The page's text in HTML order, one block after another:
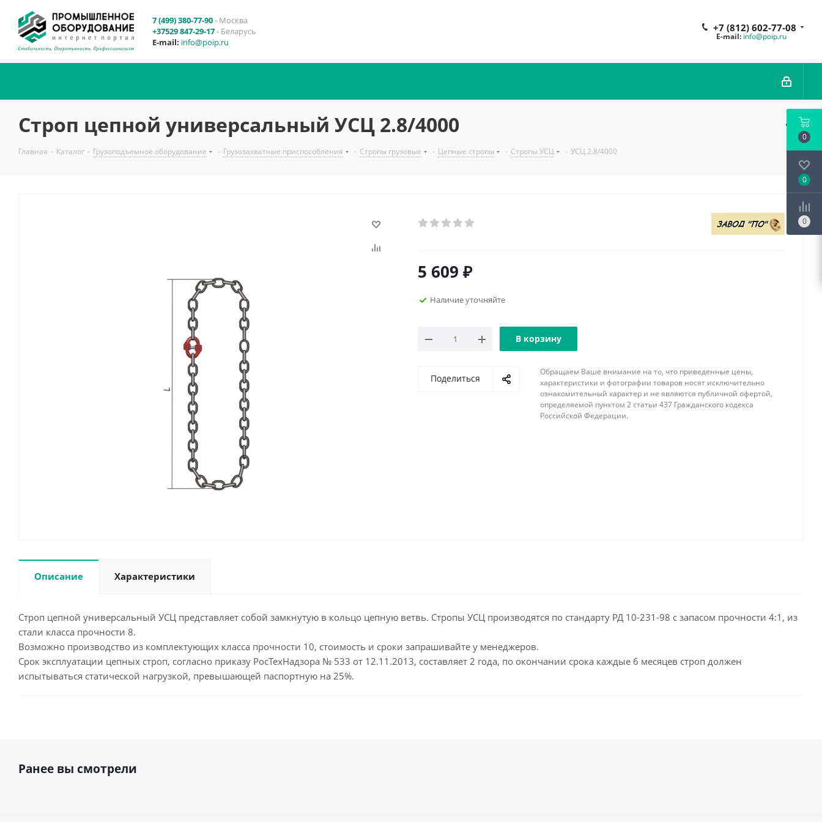
7 (499) 380-77-90- Москва
+37529 847-29-17- Беларусь
E-mail: info@poip.ru
+7 (812) 602-77-08
E-mail: info@poip.ru
Строп цепной универсальный УСЦ 2.8/4000
Главная - Каталог - Грузоподъемное оборудование - Грузозахватные приспособления - Стропы грузовые - Цепные стропы - Стропы УСЦ - УСЦ 2.8/4000
5 609 ₽
Наличие уточняйте
В корзину
Поделиться
Обращаем Ваше внимание на то, что приведенные цены,
характеристики и фотографии товаров носят исключительно
ознакомительный характер и не являются публичной офертой,
определяемой пунктом 2 статьи 437 Гражданского кодекса
Российской Федерации.
Описание Характеристики
Строп цепной универсальный УСЦ представляет собой замкнутую в кольцо цепную ветвь. Стропы УСЦ производятся по стандарту РД 10-231-98 с запасом прочности 4:1, из
стали класса прочности 8.
Возможно производство из комплектующих класса прочности 10, стоимость и сроки запрашивайте у менеджеров.
Срок эксплуатации цепных строп, согласно приказу РосТехНадзора № 533 от 12.11.2013, составляет 2 года, по окончании срока каждые 6 месяцев строп должен
испытываться статической нагрузкой, превышающей паспортную на 25%.
Ранее вы смотрели
0
0
0